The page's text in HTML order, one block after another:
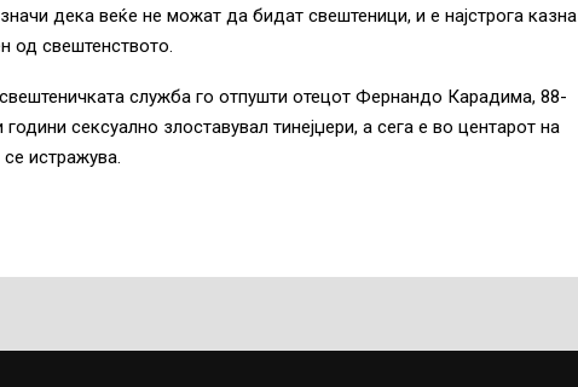
дека веќе не можат да бидат свештеници, и е најстрога казна
од свештенството.
служба го отпушти отецот Фернандо Карадима, 88-
сексуално злоставувал тинејџери, а сега е во центарот на
истражува.